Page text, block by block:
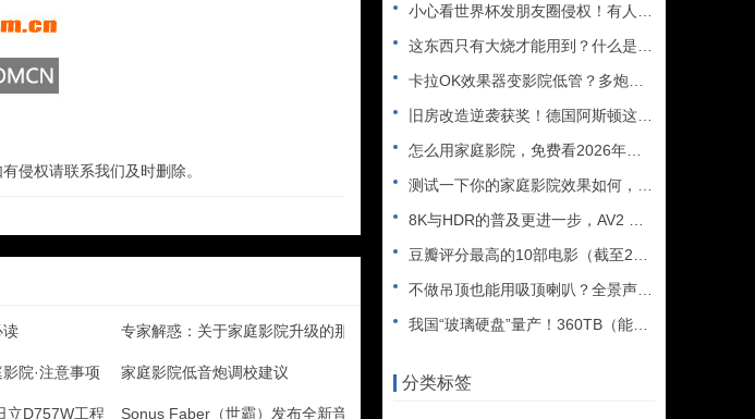
侵权请联系我们及时删除。
读 专家解惑：关于家庭影院升级的那点事
院·注意事项 家庭影院低音炮调校建议
立D757W工程机评测Sonus Faber（世霸）发布全新音响系统——L
小心看世界杯发朋友圈侵权！有人被判赔108万
这东西只有大烧才能用到？什么是XLR接口？平衡音频信号线、低
卡拉OK效果器变影院低管？多炮玩家省钱了，内附调音软件免费下
旧房改造逆袭获奖！德国阿斯顿这套7.2.4全景声私人影院太惊
怎么用家庭影院，免费看2026年世界杯直播？
测试一下你的家庭影院效果如何，bobo精选测试片1~3合集
8K与HDR的普及更进一步，AV2 视频编解码器发布
豆瓣评分最高的10部电影（截至2025年）
不做吊顶也能用吸顶喇叭？全景声天空声道安装教程
我国“玻璃硬盘”量产！360TB（能装2.5万部电影），10
分类标签